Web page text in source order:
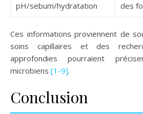
pH/sebum/hydratation
des
Ces informations proviennent de
soins capillaires et des
approfondies pourraient
microbiens [1-9].
Conclusion